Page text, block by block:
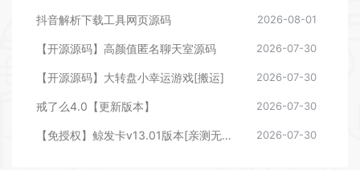
抖音解析下载工具网页源码 2026-08-01
【开源源码】高颜值匿名聊天室源码 2026-07-30
【开源源码】大转盘小幸运游戏[搬运] 2026-07-30
戒了么4.0【更新版本】 2026-07-30
【免授权】鲸发卡v13.01版本[亲测无后门] 2026-07-30